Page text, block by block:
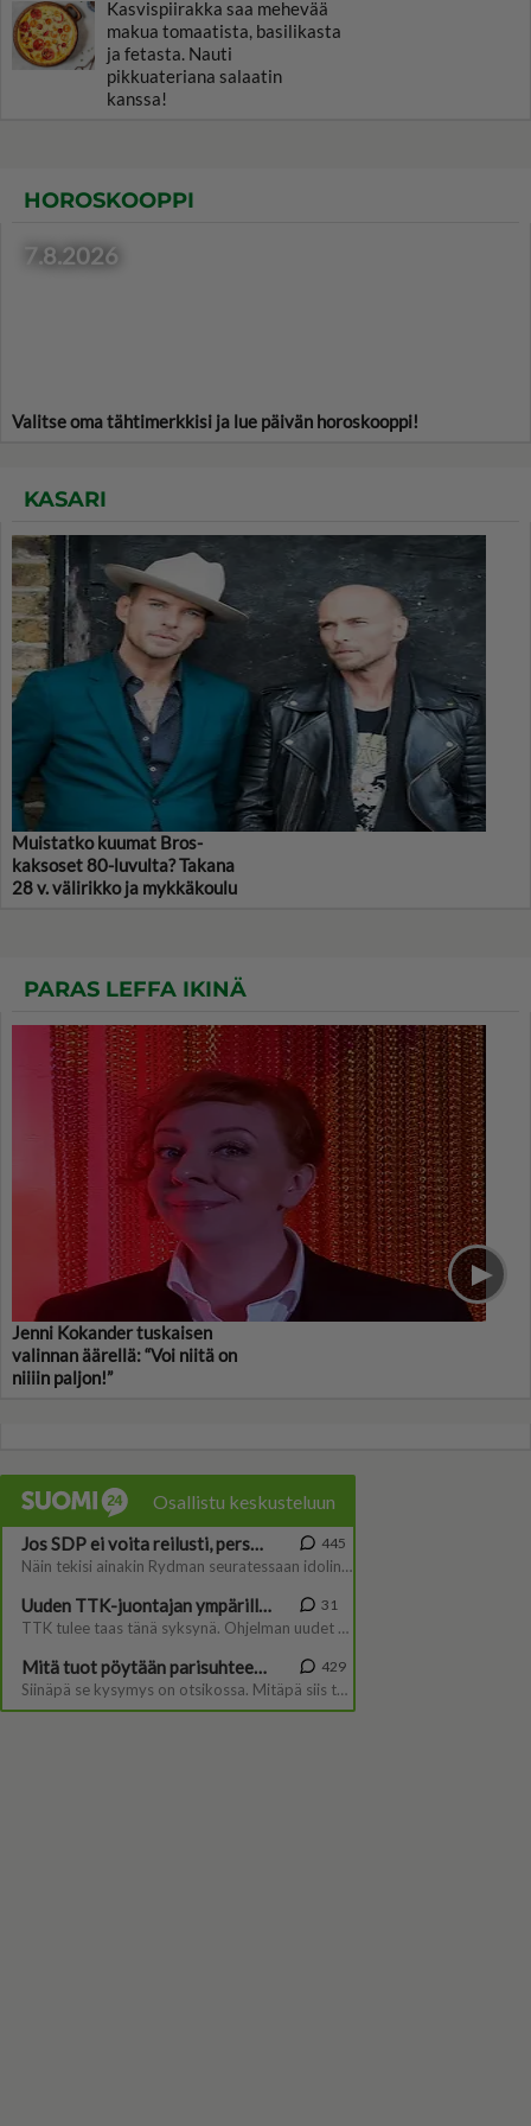
Kasvispiirakka saa mehevää
makua tomaatista, basilikasta
ja fetasta. Nauti
pikkuateriana salaatin
kanssa!
HOROSKOOPPI
7.8.2026
Valitse oma tähtimerkkisi ja lue päivän horoskooppi!
KASARI
Muistatko kuumat Bros-
kaksoset 80-luvulta? Takana
28 v. välirikko ja mykkäkoulu
PARAS LEFFA IKINÄ
Jenni Kokander tuskaisen
valinnan äärellä: “Voi niitä on
niiiin paljon!”